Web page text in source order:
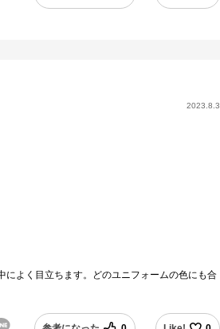
2023.8.3
よく目立ちます。どのユニフォームの色にも合